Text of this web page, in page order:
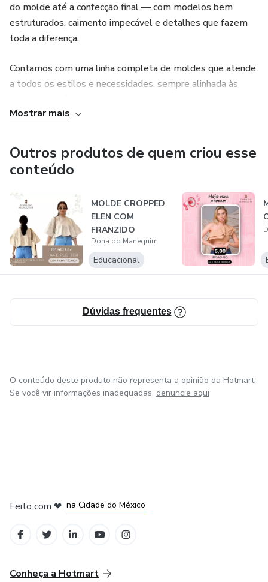
do molde até a confecção final — com modelos bem
estruturados, caimento impecável e detalhes que fazem
toda a diferença.
Contamos com uma linha completa de moldes que atende
a todos os estilos e necessidades, sempre alinhada às
versáteis para que cada costureira ou ateliê possa imprimir
performance.
Seja você uma profissional experiente ou esteja dando os
primeiros passos, estamos aqui para transformar suas
ideias em roupas com design impecável e acabamento de
excelência.
Mostrar mais
Outros produtos de quem criou esse
conteúdo
MOLDE CROPPED
ELEN COM
FRANZIDO
Dona do Manequim
Educacional
Dúvidas frequentes
O conteúdo deste produto não representa a opinião da Hotmart.
Se você vir informações inadequadas, denuncie aqui
Feito com ❤ na Cidade do México
Conheça a Hotmart